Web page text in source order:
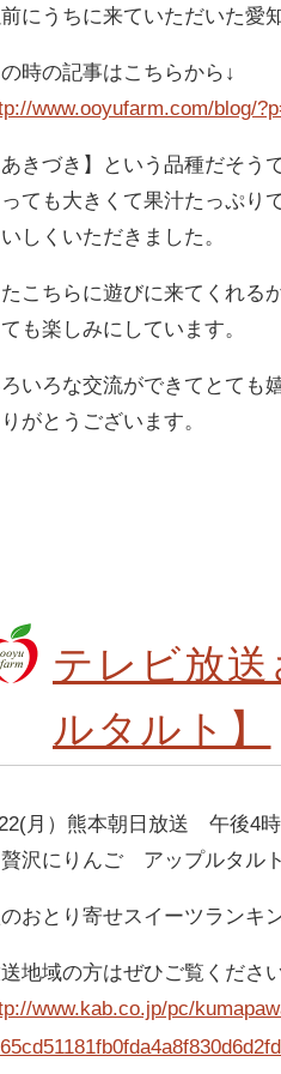
にうちに来ていただいた愛
時の記事はこちらから↓
www.ooyufarm.com/blog/
きづき】という品種だそうで
ても大きくて果汁たっぷり
しくいただきました。
こちらに遊びに来てくれる
も楽しみにしています。
いろな交流ができてとても
がとうございます。
テレビ放
ルタルト】
月）熊本朝日放送 午後4
沢にりんご アップルタル
おとり寄せスイーツランキ
地域の方はぜひご覧ください
www.kab.co.jp/pc/